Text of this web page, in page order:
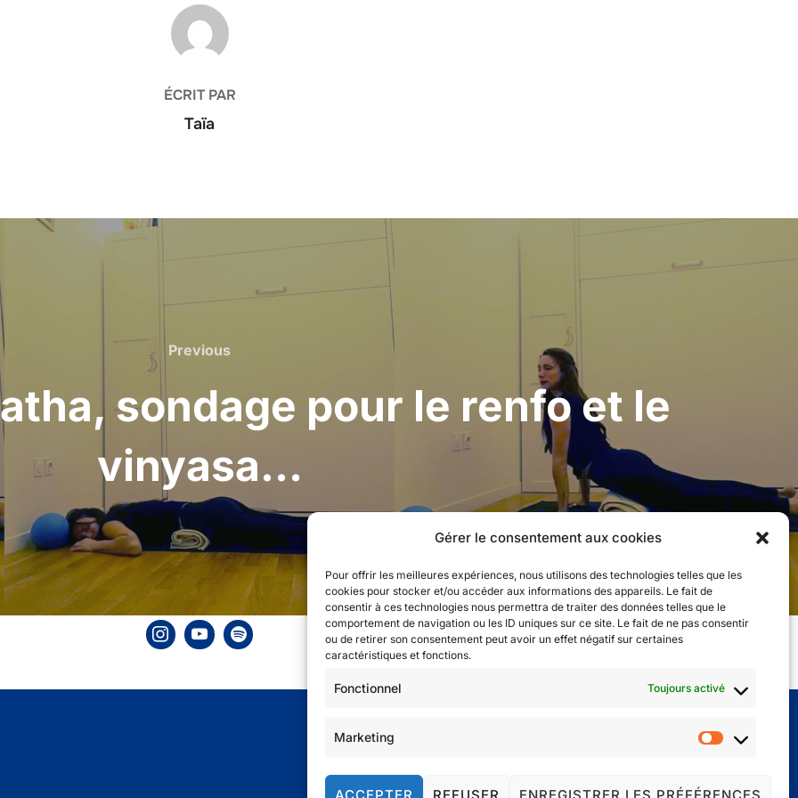
Gérer le consentement aux cookies
Pour offrir les meilleures expériences, nous utilisons des technologies telles que les
cookies pour stocker et/ou accéder aux informations des appareils. Le fait de
consentir à ces technologies nous permettra de traiter des données telles que le
comportement de navigation ou les ID uniques sur ce site. Le fait de ne pas consentir
ou de retirer son consentement peut avoir un effet négatif sur certaines
caractéristiques et fonctions.
Fonctionnel Toujours activé
Marketing
Marketing
ACCEPTER REFUSER ENREGISTRER LES PRÉFÉRENCES
AUTEUR DE LA PUBLICATION
ÉCRIT PAR
Taïa
Previous
Previous
sondage pour le renfo et le
vinyasa…